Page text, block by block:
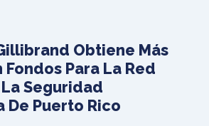
Obtiene Más
Fondos Para La Red
Seguridad
De Puerto Rico